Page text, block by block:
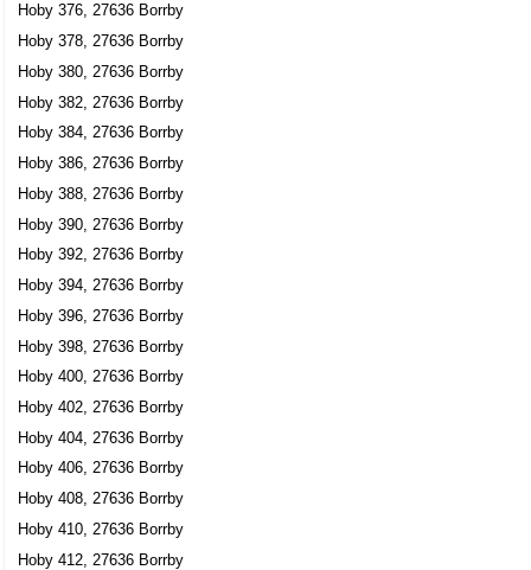
Hoby 376, 27636 Borrby
Hoby 378, 27636 Borrby
Hoby 380, 27636 Borrby
Hoby 382, 27636 Borrby
Hoby 384, 27636 Borrby
Hoby 386, 27636 Borrby
Hoby 388, 27636 Borrby
Hoby 390, 27636 Borrby
Hoby 392, 27636 Borrby
Hoby 394, 27636 Borrby
Hoby 396, 27636 Borrby
Hoby 398, 27636 Borrby
Hoby 400, 27636 Borrby
Hoby 402, 27636 Borrby
Hoby 404, 27636 Borrby
Hoby 406, 27636 Borrby
Hoby 408, 27636 Borrby
Hoby 410, 27636 Borrby
Hoby 412, 27636 Borrby